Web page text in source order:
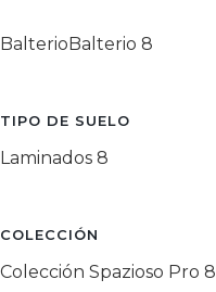
Balterio Balterio 8
TIPO DE SUELO
Laminados 8
COLECCIÓN
Colección Spazioso Pro 8